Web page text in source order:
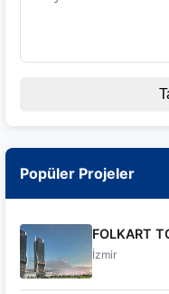
Popüler Projeler
FOLKART
İzmir